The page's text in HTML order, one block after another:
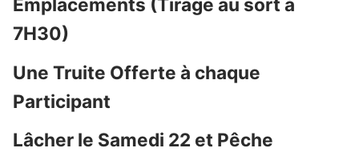
Emplacements (Tirage au sort à
7H30)
Une Truite Offerte à chaque
Participant
Lâcher le Samedi 22 et Pêche